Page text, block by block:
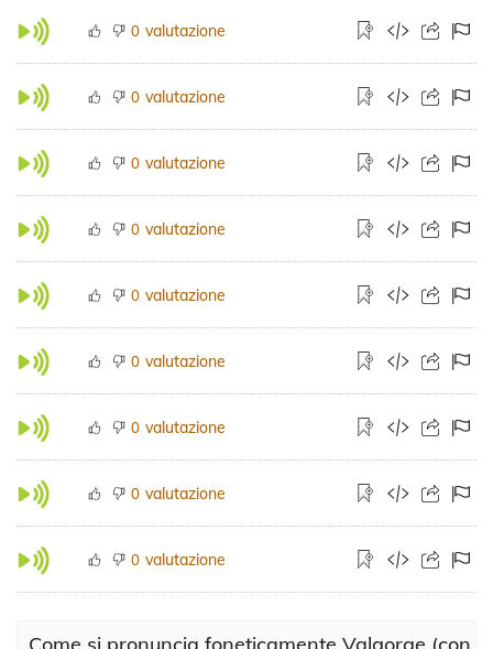
0 valutazione
0 valutazione
0 valutazione
0 valutazione
0 valutazione
0 valutazione
0 valutazione
0 valutazione
0 valutazione